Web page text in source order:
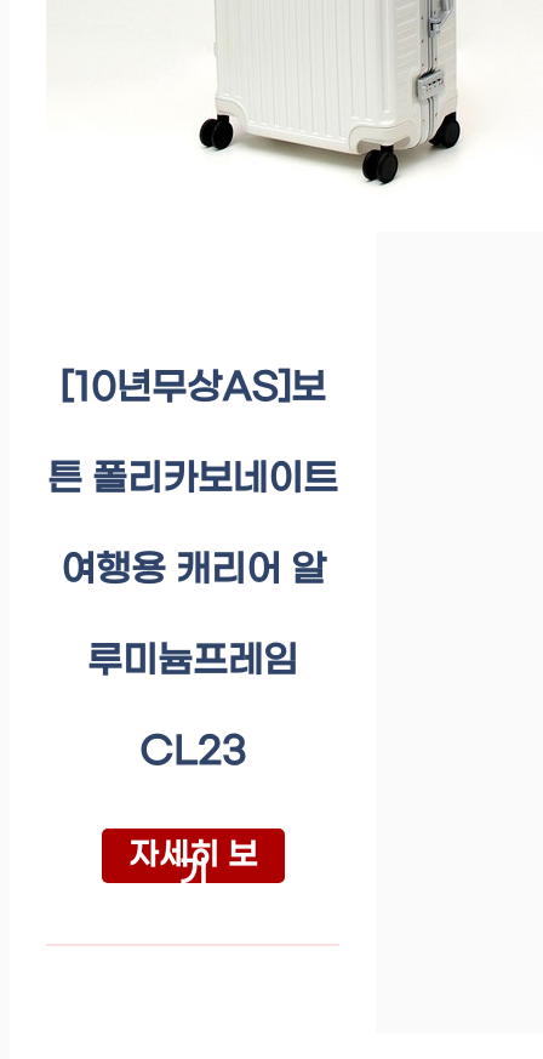
[10년무상AS]보
튼 폴리카보네이트
여행용 캐리어 알
루미늄프레임
CL23
자세히 보
기